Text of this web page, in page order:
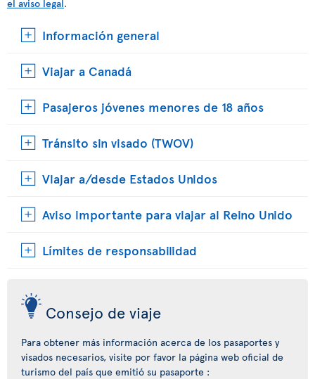
el aviso legal.
Información general
Viajar a Canadá
Pasajeros jóvenes menores de 18 años
Tránsito sin visado (TWOV)
Viajar a/desde Estados Unidos
Aviso importante para viajar al Reino Unido
Límites de responsabilidad
Consejo de viaje
Para obtener más información acerca de los pasaportes y
visados necesarios, visite por favor la página web oficial de
turismo del país que emitió su pasaporte :